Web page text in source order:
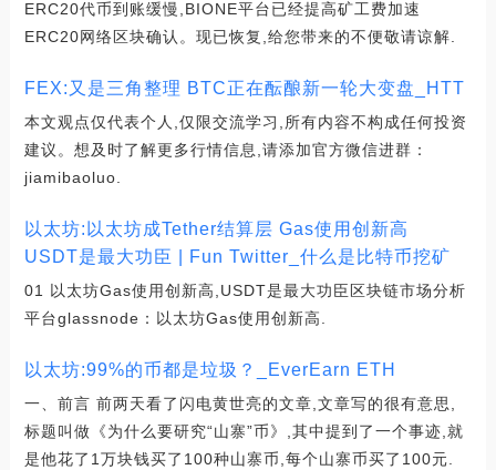
ERC20代币到账缓慢,BIONE平台已经提高矿工费加速
ERC20网络区块确认。现已恢复,给您带来的不便敬请谅解.
FEX:又是三角整理 BTC正在酝酿新一轮大变盘_HTT
本文观点仅代表个人,仅限交流学习,所有内容不构成任何投资
建议。想及时了解更多行情信息,请添加官方微信进群：
jiamibaoluo.
以太坊:以太坊成Tether结算层 Gas使用创新高
USDT是最大功臣 | Fun Twitter_什么是比特币挖矿
01 以太坊Gas使用创新高,USDT是最大功臣区块链市场分析
平台glassnode：以太坊Gas使用创新高.
以太坊:99%的币都是垃圾？_EverEarn ETH
一、前言 前两天看了闪电黄世亮的文章,文章写的很有意思,
标题叫做《为什么要研究“山寨”币》,其中提到了一个事迹,就
是他花了1万块钱买了100种山寨币,每个山寨币买了100元.